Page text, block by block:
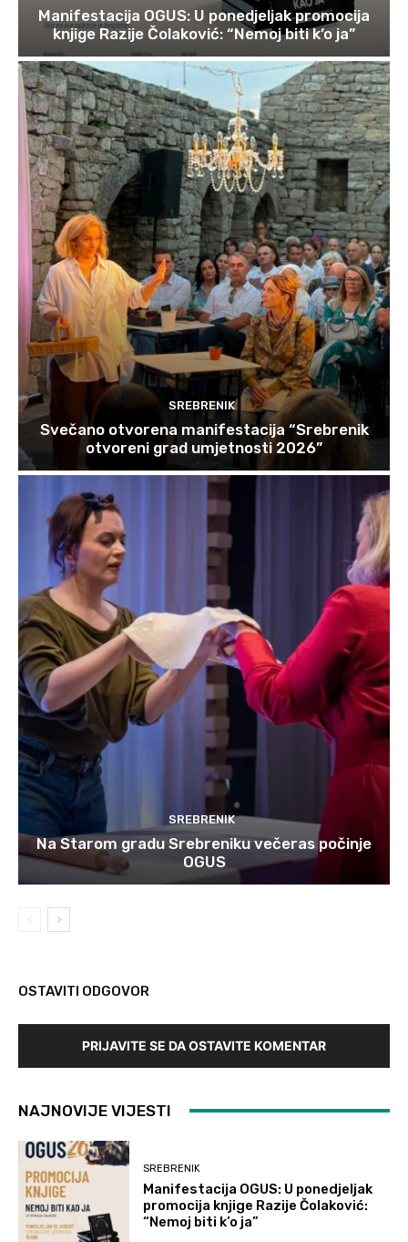
Manifestacija OGUS: U ponedjeljak promocija
knjige Razije Čolaković: “Nemoj biti k’o ja”
SREBRENIK
Svečano otvorena manifestacija “Srebrenik
otvoreni grad umjetnosti 2026”
SREBRENIK
Na Starom gradu Srebreniku večeras počinje
OGUS
OSTAVITI ODGOVOR
PRIJAVITE SE DA OSTAVITE KOMENTAR
NAJNOVIJE VIJESTI
SREBRENIK
Manifestacija OGUS: U ponedjeljak
promocija knjige Razije Čolaković:
“Nemoj biti k’o ja”